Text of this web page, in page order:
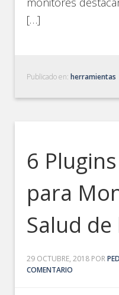
[…]
Publicado en:herramientas
6
para
Salud de
29 OCTUBRE, 2018 POR
COMENTARIO